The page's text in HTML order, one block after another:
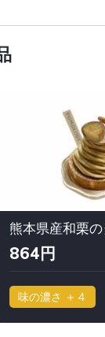
864円
味の濃さ ＋４